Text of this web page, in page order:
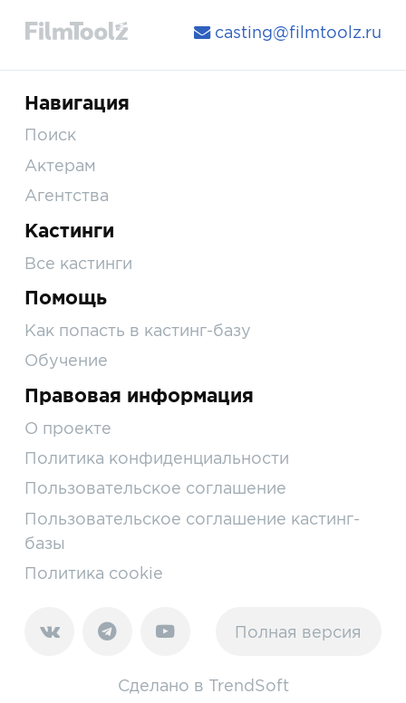
casting@filmtoolz.ru
Навигация
Поиск
Актерам
Агентства
Кастинги
Все кастинги
Помощь
Как попасть в кастинг-базу
Обучение
Правовая информация
О проекте
Политика конфиденциальности
Пользовательское соглашение
Пользовательское соглашение кастинг-
базы
Политика cookie
Полная версия
Сделано в TrendSoft